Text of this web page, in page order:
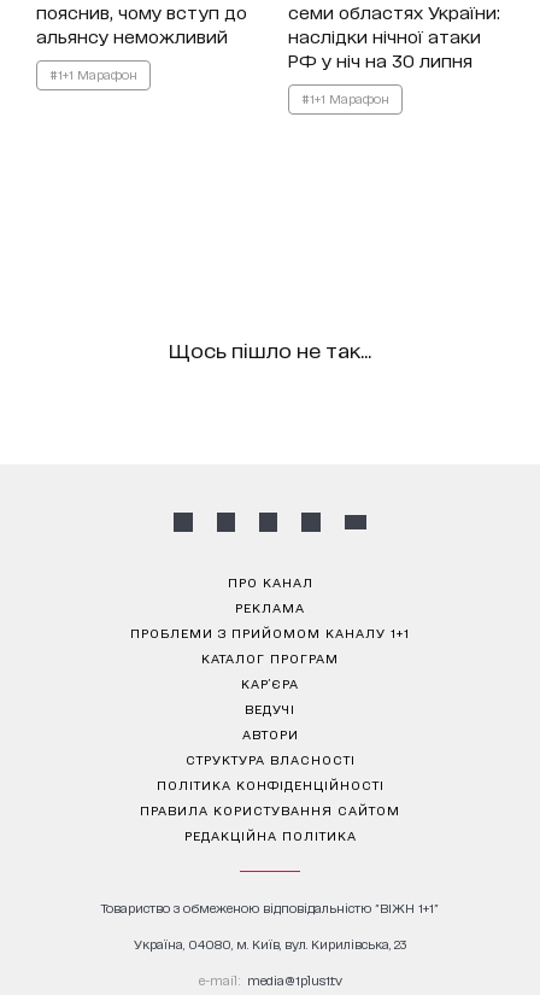
пояснив, чому вступ до
альянсу неможливий
#1+1 Марафон
семи областях України:
наслідки нічної атаки
РФ у ніч на 30 липня
#1+1 Марафон
Щось пішло не так...
ПРО КАНАЛ
РЕКЛАМА
ПРОБЛЕМИ З ПРИЙОМОМ КАНАЛУ 1+1
КАТАЛОГ ПРОГРАМ
КАР’ЄРА
ВЕДУЧІ
АВТОРИ
СТРУКТУРА ВЛАСНОСТІ
ПОЛІТИКА КОНФІДЕНЦІЙНОСТІ
ПРАВИЛА КОРИСТУВАННЯ САЙТОМ
РЕДАКЦІЙНА ПОЛІТИКА
Товариство з обмеженою відповідальністю "ВІЖН 1+1"
Україна, 04080, м. Київ, вул. Кирилівська, 23
е-mail: media@1plus1.tv